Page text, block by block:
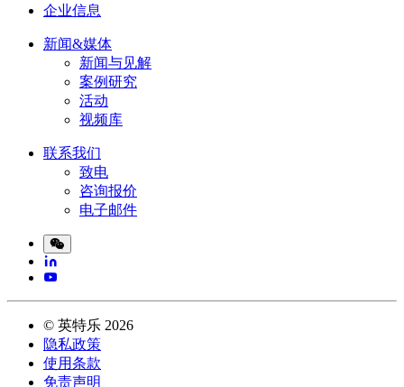
企业信息
新闻&媒体
新闻与见解
案例研究
活动
视频库
联系我们
致电
咨询报价
电子邮件
© 英特乐 2026
隐私政策
使用条款
免责声明